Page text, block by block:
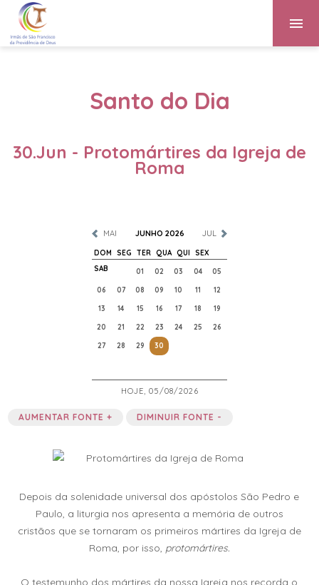
Santo do Dia
30.Jun - Protomártires da Igreja de
Roma
MAI JUNHO 2026 JUL
DOM SEG TER QUA QUI
SEX
SAB
01 02 03 04
05
06
07 08 09 10 11
12
13
14 15 16 17 18
19
20
21 22 23 24 25
26
27
28 29 30
HOJE, 05/08/2026
AUMENTAR FONTE + DIMINUIR FONTE -
Depois da solenidade universal dos apóstolos São Pedro e
Paulo, a liturgia nos apresenta a memória de outros
cristãos que se tornaram os primeiros mártires da Igreja de
Roma, por isso, protomártires.
O testemunho dos mártires da nossa Igreja nos recorda o